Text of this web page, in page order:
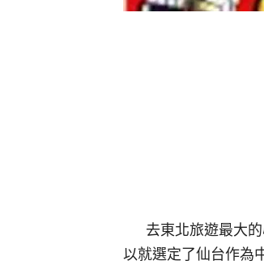
去東北旅遊最大
以就選定了仙台作為